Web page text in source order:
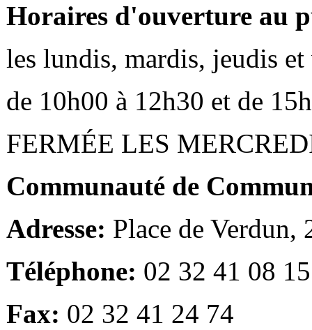
Horaires d'ouverture au
les lundis, mardis, jeudis et
de 10h00 à 12h30 et de
FERMÉE LES
Communauté de
Adresse: Place de Verdun,
Téléphone: 02 32 41 08 15
Fax: 02 32 41 24 74